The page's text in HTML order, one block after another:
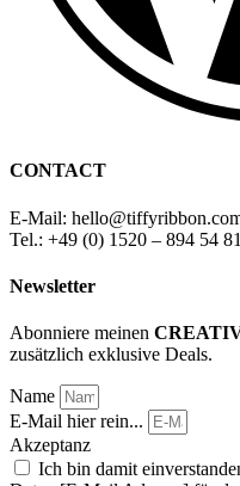
CONTACT
E-Mail: hello@tiffyribbon
Tel.: +49 (0) 1520 – 894 54 81
Newsletter
Abonniere meinen
zusätzlich exklusive Deals.
Name
E-Mail hier rein...
Akzeptanz
Ich bin damit